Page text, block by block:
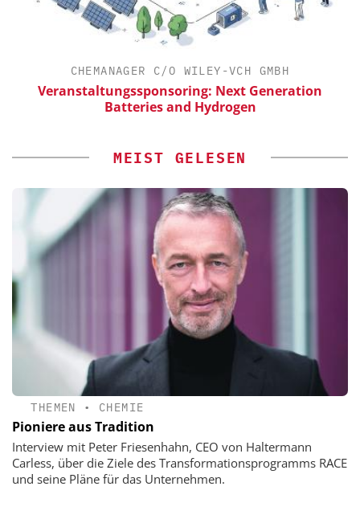
CHEMANAGER C/O WILEY-VCH GMBH
Veranstaltungssponsoring: Next Generation
Batteries and Hydrogen
MEIST GELESEN
THEMEN • CHEMIE
Pioniere aus Tradition
Interview mit Peter Friesenhahn, CEO von Haltermann
Carless, über die Ziele des Transformationsprogramms RACE
und seine Pläne für das Unternehmen.